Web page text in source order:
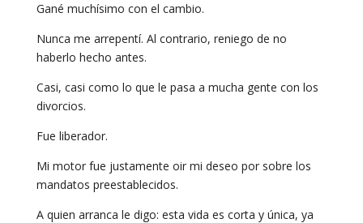
Gané muchísimo con el cambio.
Nunca me arrepentí. Al contrario, reniego de no
haberlo hecho antes.
Casi, casi como lo que le pasa a mucha gente con los
divorcios.
Fue liberador.
Mi motor fue justamente oir mi deseo por sobre los
mandatos preestablecidos.
A quien arranca le digo: esta vida es corta y única, ya